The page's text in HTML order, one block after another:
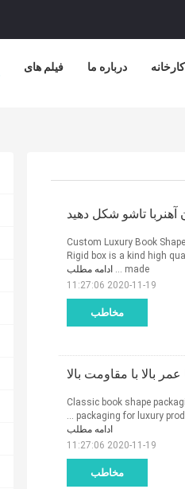
فیلم های درباره ما
تاشو شکل دهید
مخاطب
Custom Luxury Book
Rigid box is a kind high
made ...
ادامه مطلب
2020-11-19 11:27:06
بالا با مقاومت بالا
مخاطب
Classic book shape
packaging for luxury
ادامه مطلب
2020-11-19 11:27:06